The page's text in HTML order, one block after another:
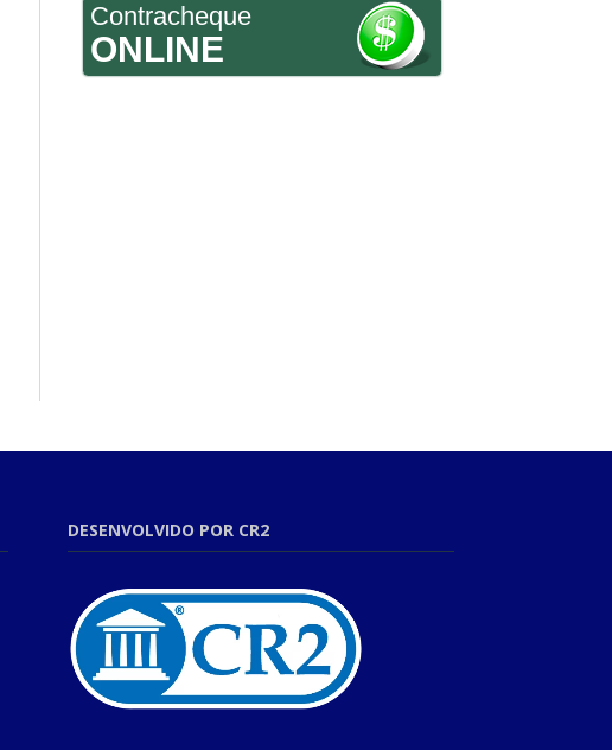
Contracheque
ONLINE
DESENVOLVIDO POR CR2